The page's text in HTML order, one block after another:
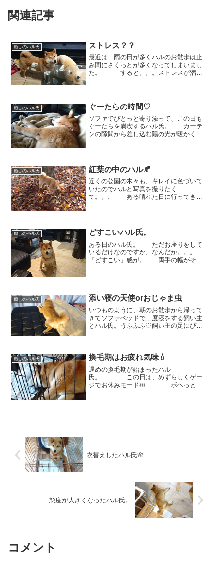
関連記事
癒しのハル氏 ストレス？？
最近は、雨の日が多くハルのお散歩は止
み間にさくっとが多くなってしまいまし
た。 すると。。。ストレスが溜ま
なことしちゃったのー！？...
癒しのハル氏 ぐーたらの時間♡
ソファでぴとっと寄り添って、この日も
ぐーたらを満喫するハル氏。 カーテ
ンの隙間から差し込む陽の光が暖かくな
ただのボサボサ💦 ...
癒しのハル氏 紅葉の中のハル🍂
近くの公園の木々も、キレイに色づいて
いたのでハルと写真を撮りたく
て。。。 ある晴れた日に行ってきま
す。。。 この季節、ハルの写真
を撮っ...
癒しのハル氏 どすこいハル氏。
ある日のハル氏。 ただお座りをして
いるだけなのですが、なんだか。。。
『どすこい』感が。 両手の幅がそう
癒しのハル氏 添い寝の天使orおじゃま虫
いつものように、朝のお散歩から帰って
きてソファベッドで二度寝をする飼い主
とハル氏。うふふふ♡飼い主の足にぴと
まったようです。 そこ...
癒しのハル氏 換毛期はお疲れ気味💧
遅めの換毛期が始まったハル
氏。 この日は、めずらしくゲー
ジでお休みモード💤 ボヘっとね
衣替えしたハル氏🌸
態度が大きくなったハル氏。
コメント